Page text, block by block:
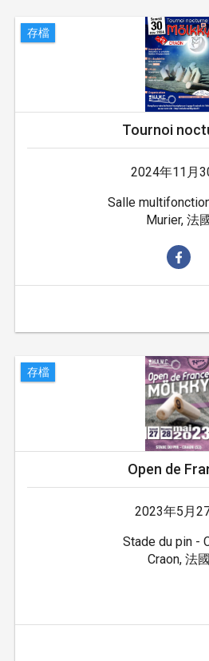
存檔
Tournoi
2024年11月
Salle
Murier, 法國
存檔
Open de
2023年5月
Stade du pin -
Craon, 法國